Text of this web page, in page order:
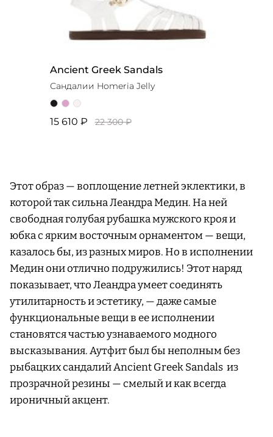
Ancient Greek Sandals
Сандалии Homeria Jelly
15 610 ₽ 22 300 ₽
Этот образ — воплощение летней эклектики, в
которой так сильна Леандра Медин. На ней
свободная голубая рубашка мужского кроя и
юбка с ярким восточным орнаментом — вещи,
казалось бы, из разных миров. Но в исполнении
Медин они отлично подружились! Этот наряд
показывает, что Леандра умеет соединять
утилитарность и эстетику, — даже самые
функциональные вещи в ее исполнении
становятся частью узнаваемого модного
высказывания. Аутфит был бы неполным без
рыбацких сандалий Ancient Greek Sandals из
прозрачной резины — смелый и как всегда
ироничный акцент.